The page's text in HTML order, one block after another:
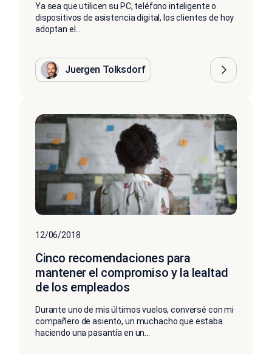
Ya sea que utilicen su PC, teléfono inteligente o
dispositivos de asistencia digital, los clientes de hoy
adoptan el...
Juergen Tolksdorf
12/06/2018
Cinco recomendaciones para
mantener el compromiso y la lealtad
de los empleados
Durante uno de mis últimos vuelos, conversé con mi
compañero de asiento, un muchacho que estaba
haciendo una pasantía en un...